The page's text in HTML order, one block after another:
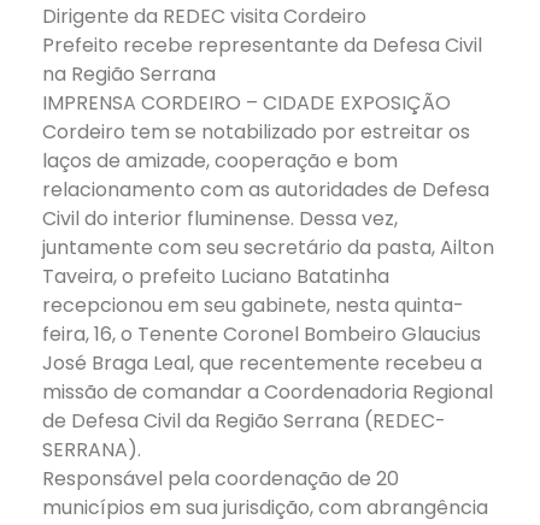
Dirigente da REDEC visita Cordeiro
Prefeito recebe representante da Defesa Civil
na Região Serrana
IMPRENSA CORDEIRO – CIDADE EXPOSIÇÃO
Cordeiro tem se notabilizado por estreitar os
laços de amizade, cooperação e bom
relacionamento com as autoridades de Defesa
Civil do interior fluminense. Dessa vez,
juntamente com seu secretário da pasta, Ailton
Taveira, o prefeito Luciano Batatinha
recepcionou em seu gabinete, nesta quinta-
feira, 16, o Tenente Coronel Bombeiro Glaucius
José Braga Leal, que recentemente recebeu a
missão de comandar a Coordenadoria Regional
de Defesa Civil da Região Serrana (REDEC-
SERRANA).
Responsável pela coordenação de 20
municípios em sua jurisdição, com abrangência